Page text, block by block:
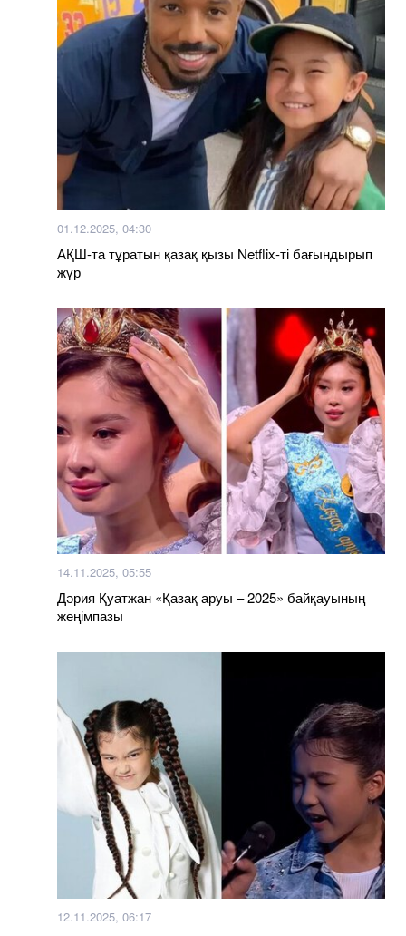
01.12.2025, 04:30
АҚШ-та тұратын қазақ қызы Netflix-ті бағындырып
жүр
14.11.2025, 05:55
Дәрия Қуатжан «Қазақ аруы – 2025» байқауының
жеңімпазы
12.11.2025, 06:17